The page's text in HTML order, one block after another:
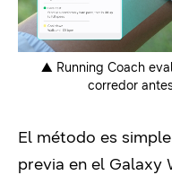
▲ Running Coach
corredor
El método es
previa en el Galaxy